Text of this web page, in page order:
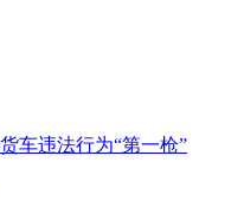
车违法行为“第一枪”